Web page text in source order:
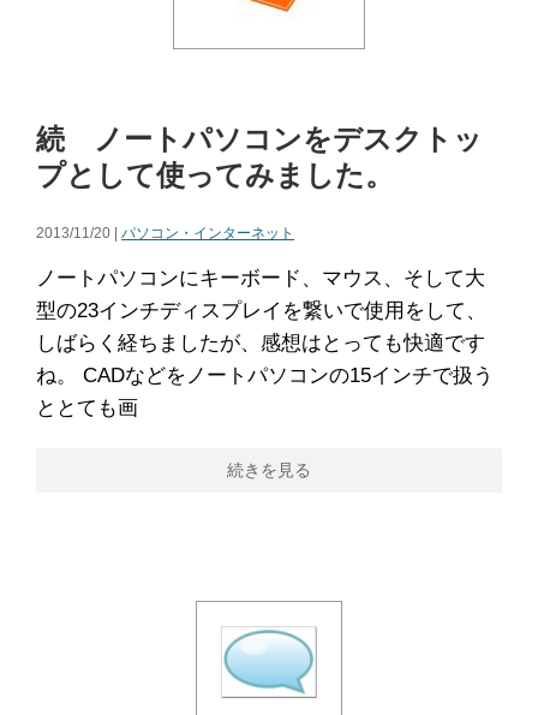
続 ノートパソコンをデスクトッ
プとして使ってみました。
2013/11/20 | パソコン・インターネット
ノートパソコンにキーボード、マウス、そして大
型の23インチディスプレイを繋いで使用をして、
しばらく経ちましたが、感想はとっても快適です
ね。 CADなどをノートパソコンの15インチで扱う
ととても画
続きを見る